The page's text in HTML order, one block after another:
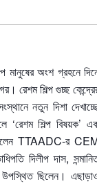
মানুষের অংশ গ্রহনে
রেশম শিল্প গুচ্ছ
নতুন দিশা
‘রেশম শিল্প বিষয়ক’
TTAADC-র
দিলীপ দাস,
উপস্থিত ছিলেন।